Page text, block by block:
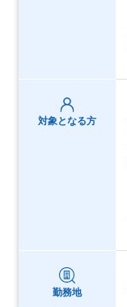
対象となる方
勤務地